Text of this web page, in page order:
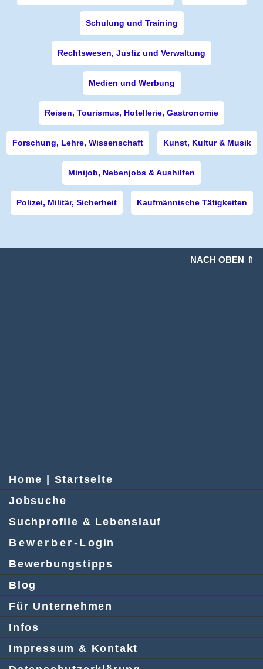
Schulung und Training
Rechtswesen, Justiz und Verwaltung
Medien und Werbung
Reisen, Tourismus, Hotellerie, Gastronomie
Forschung, Lehre, Wissenschaft Kunst, Kultur & Musik
Minijob, Nebenjobs & Aushilfen
Polizei, Militär, Sicherheit Kaufmännische Tätigkeiten
NACH OBEN ⇑
Home | Startseite
Jobsuche
Suchprofile & Lebenslauf
Bewerber-Login
Bewerbungstipps
Blog
Für Unternehmen
Infos
Impressum & Kontakt